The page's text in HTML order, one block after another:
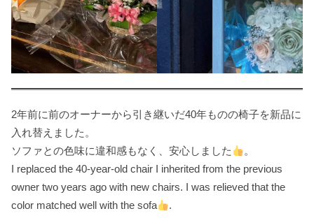
2年前に前のオーナーから引き継いだ40年ものの椅子を新品に
入れ替えました。
ソファとの色味に違和感もなく、安心しました
。
I replaced the 40-year-old chair I inherited from the previous
owner two years ago with new chairs. I was relieved that the
color matched well with the sofa
.